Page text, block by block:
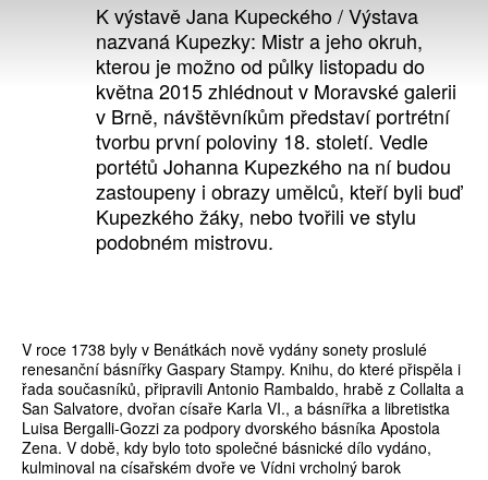
K výstavě Jana Kupeckého / Výstava
nazvaná Kupezky: Mistr a jeho okruh,
kterou je možno od půlky listopadu do
května 2015 zhlédnout v Moravské galerii
v Brně, návštěvníkům představí portrétní
tvorbu první poloviny 18. století. Vedle
portétů Johanna Kupezkého na ní budou
zastoupeny i obrazy umělců, kteří byli buď
Kupezkého žáky, nebo tvořili ve stylu
podobném mistrovu.
V roce 1738 byly v Benátkách nově vydány sonety proslulé
renesanční básnířky Gaspary Stampy. Knihu, do které přispěla i
řada současníků, připravili Antonio Rambaldo, hrabě z Collalta a
San Salvatore, dvořan císaře Karla VI., a básnířka a libretistka
Luisa Bergalli-Gozzi za podpory dvorského básníka Apostola
Zena. V době, kdy bylo toto společné básnické dílo vydáno,
kulminoval na císařském dvoře ve Vídni vrcholný barok